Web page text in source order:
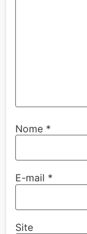
Nome *
E-mail *
Site